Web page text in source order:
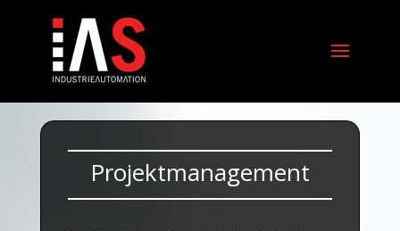
Projektmanagement